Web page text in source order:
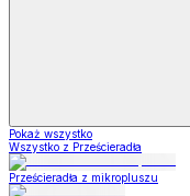
Pokaż wszystko
Wszystko z Prześcieradła
Prześcieradła z mikropluszu